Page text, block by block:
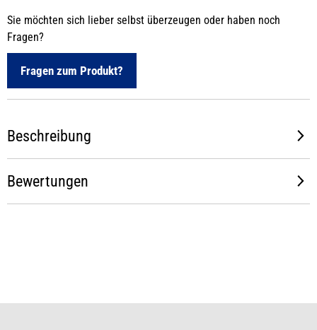
Sie möchten sich lieber selbst überzeugen oder haben noch
Fragen?
Fragen zum Produkt?
Beschreibung
Bewertungen